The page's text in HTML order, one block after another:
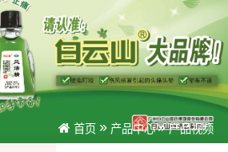
首页 产品中心 产品视频